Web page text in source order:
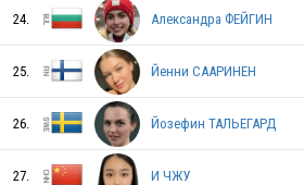
USA
GEO
24. Александра ФЕЙГИН
25. Йенни СААРИНЕН
26. Йозефин ТАЛЬЕГАРД
27. И ЧЖУ